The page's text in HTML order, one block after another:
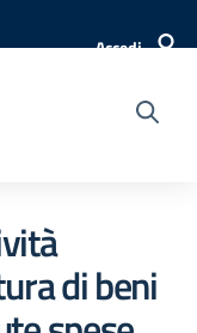
Accedi
di beni